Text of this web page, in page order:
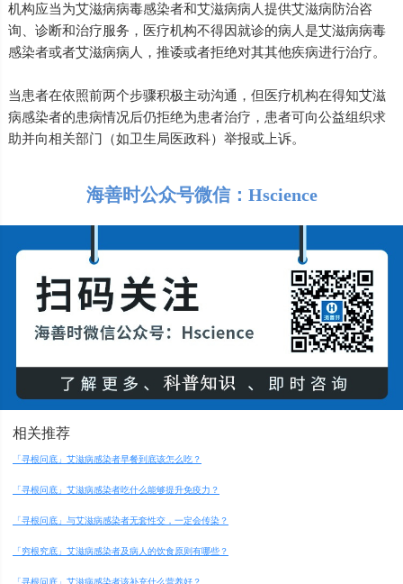
机构应当为艾滋病病毒感染者和艾滋病病人提供艾滋病防治咨
询、诊断和治疗服务，医疗机构不得因就诊的病人是艾滋病病毒
感染者或者艾滋病病人，推诿或者拒绝对其其他疾病进行治疗。
当患者在依照前两个步骤积极主动沟通，但医疗机构在得知艾滋
病感染者的患病情况后仍拒绝为患者治疗，患者可向公益组织求
助并向相关部门（如卫生局医政科）举报或上诉。
海善时公众号微信：Hscience
相关推荐
「寻根问底」艾滋病感染者早餐到底该怎么吃？
「寻根问底」艾滋病感染者吃什么能够提升免疫力？
「寻根问底」与艾滋病感染者无套性交，一定会传染？
「穷根究底」艾滋病感染者及病人的饮食原则有哪些？